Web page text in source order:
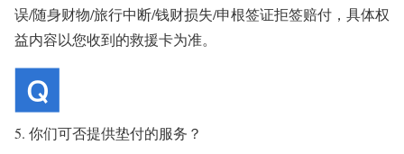
误/随身财物/旅行中断/钱财损失/申根签证拒签赔付，具体权
益内容以您收到的救援卡为准。
5. 你们可否提供垫付的服务？